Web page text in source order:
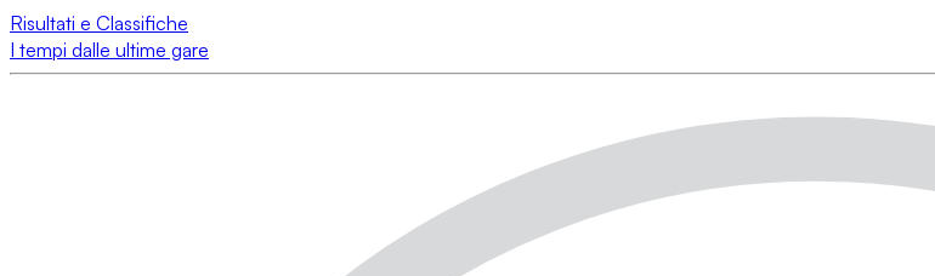
Risultati e Classifiche
I tempi dalle ultime gare